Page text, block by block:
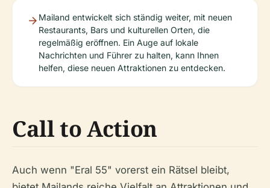
Mailand entwickelt sich ständig weiter, mit neuen
Restaurants, Bars und kulturellen Orten, die
regelmäßig eröffnen. Ein Auge auf lokale
Nachrichten und Führer zu halten, kann Ihnen
helfen, diese neuen Attraktionen zu entdecken.
Call to Action
Auch wenn "Eral 55" vorerst ein Rätsel bleibt,